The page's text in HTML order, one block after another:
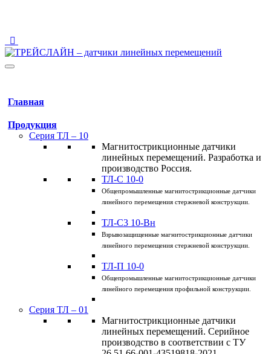
Главная
Продукция
Серия ТЛ – 10
Магнитострикционные датчики
линейных перемещений. Разработка и
производство Россия.
ТЛ-C 10-0
Общепромышленные магнитострикционные датчики
линейного перемещения стержневой конструкции.
ТЛ-C3 10-Вн
Взрывозащищенные магнитострикционные датчики
линейного перемещения стержневой конструкции.
ТЛ-П 10-0
Общепромышленные магнитострикционные датчики
линейного перемещения профильной конструкции.
Серия ТЛ – 01
Магнитострикционные датчики
линейных перемещений. Серийное
производство в соответствии с ТУ